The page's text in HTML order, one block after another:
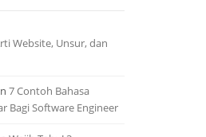
Website, Unsur, dan
7 Contoh Bahasa
Bagi Software Engineer